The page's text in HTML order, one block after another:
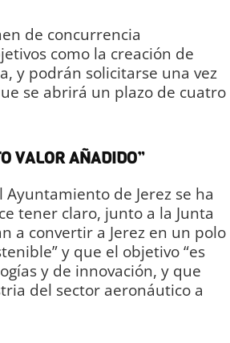
de concurrencia
como la creación de
y podrán solicitarse una vez
se abrirá un plazo de cuatro
VALOR AÑADIDO”
de Jerez se ha
tener claro, junto a la Junta
a convertir a Jerez en un polo
y que el objetivo “es
y de innovación, y que
del sector aeronáutico a